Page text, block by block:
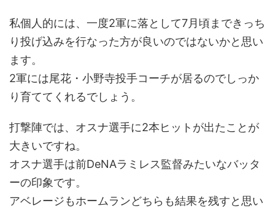
私個人的には、一度2軍に落として7月頃まできっち
り投げ込みを行なった方が良いのではないかと思い
ます。
2軍には尾花・小野寺投手コーチが居るのでしっか
り育ててくれるでしょう。
打撃陣では、オスナ選手に2本ヒットが出たことが
大きいですね。
オスナ選手は前DeNAラミレス監督みたいなバッタ
ーの印象です。
アベレージもホームランどちらも結果を残すと思い